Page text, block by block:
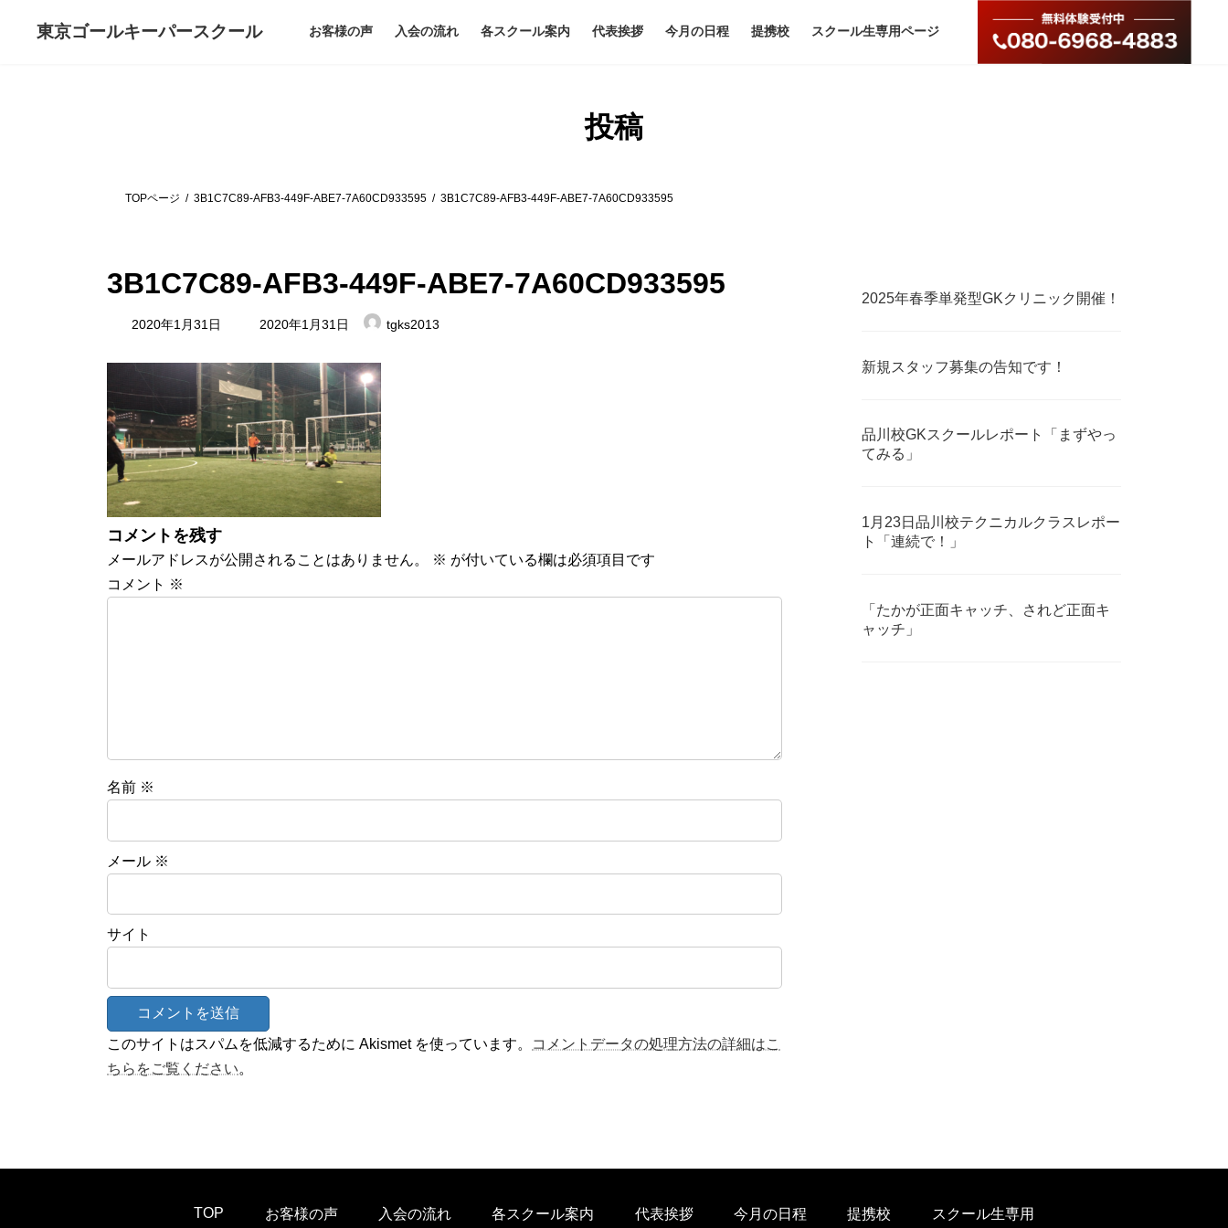
東京ゴールキーパースクール お客様の声 入会の流れ 各スクール案内 代表挨拶 今月の日程 提携校 スクール生専用ページ
投稿
TOPページ 3B1C7C89-AFB3-449F-ABE7-7A60CD933595 3B1C7C89-AFB3-449F-ABE7-7A60CD933595
3B1C7C89-AFB3-449F-ABE7-7A60CD933595
2020年1月31日
最
終
新
日
時
2020年1月31日 tgks2013
コメントを残す
メールアドレスが公開されることはありません。 ※ が付いている欄は必須項目です
コメント ※
名前 ※
メール ※
サイト
このサイトはスパムを低減するために Akismet を使っています。
コメントデータの処理方法の詳細はこ
ちらをご覧ください。
2025年春季単発型GKクリニック開催！
新規スタッフ募集の告知です！
品川校GKスクールレポート「まずやっ
てみる」
1月23日品川校テクニカルクラスレポー
ト「連続で！」
「たかが正面キャッチ、されど正面キ
ャッチ」
TOP お客様の声 入会の流れ 各スクール案内 代表挨拶 今月の日程 提携校 スクール生専用